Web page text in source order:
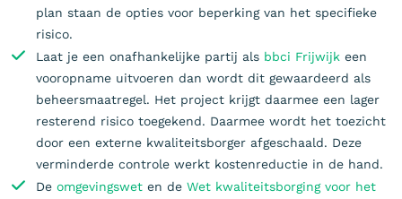
plan staan de opties voor beperking van het specifieke
risico.
Laat je een onafhankelijke partij als bbci Frijwijk een
vooropname uitvoeren dan wordt dit gewaardeerd als
beheersmaatregel. Het project krijgt daarmee een lager
resterend risico toegekend. Daarmee wordt het toezicht
door een externe kwaliteitsborger afgeschaald. Deze
verminderde controle werkt kostenreductie in de hand.
De omgevingswet en de Wet kwaliteitsborging voor het